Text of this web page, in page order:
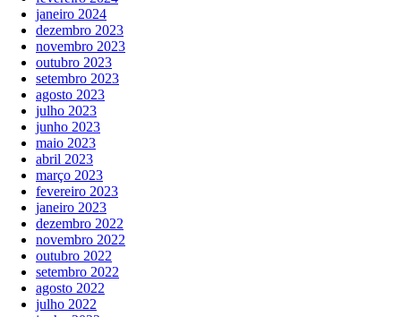
janeiro 2024
dezembro 2023
novembro 2023
outubro 2023
setembro 2023
agosto 2023
julho 2023
junho 2023
maio 2023
abril 2023
março 2023
fevereiro 2023
janeiro 2023
dezembro 2022
novembro 2022
outubro 2022
setembro 2022
agosto 2022
julho 2022